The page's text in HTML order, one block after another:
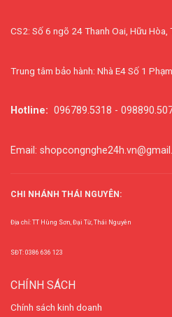
CS2: Số 6 ngõ 24 Thanh Oai, Hữu Hòa,
Trung tâm bảo hành: Nhà E4 Số 1
Hotline: 096789.5318 -
Email:
CHI NHÁNH THÁI NGUYÊN:
Địa chỉ: TT Hùng Sơn, Đại Từ, Thái Nguyên
SĐT: 0386 636 123
CHÍNH SÁCH
Chính sách kinh doanh